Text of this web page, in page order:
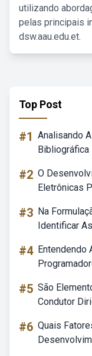
utilizando
pelas principais
dsw.aau.edu.et.
Top Post
#1 Analisando
#2 O
Eletrônicas
#3 Na
Identificar
#4 Entendendo
#5 São
Condutor
#6 Quais